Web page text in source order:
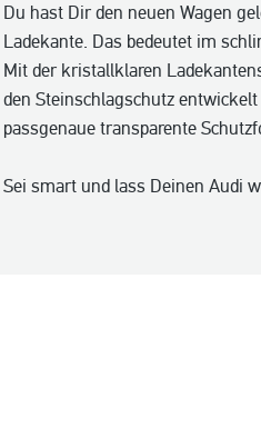
Du hast Dir den neuen Wagen
Ladekante. Das bedeutet im
Mit der kristallklaren
den Steinschlagschutz
passgenaue transparente
Sei smart und lass Deinen Audi